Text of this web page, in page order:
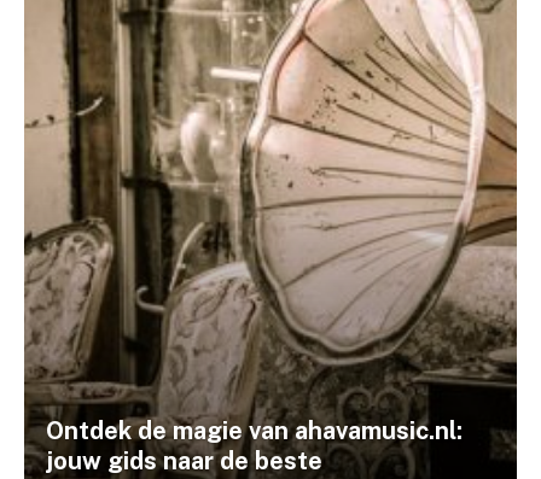
Ontdek de magie van ahavamusic.nl:
jouw gids naar de beste